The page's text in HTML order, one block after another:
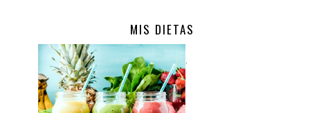
MIS DIETAS
.